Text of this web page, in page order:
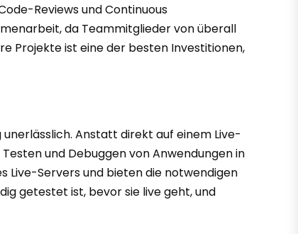
Reviews und Continuous
da Teammitglieder von überall
Projekte ist eine der besten Investitionen,
Anstatt direkt auf einem Live-
und Debuggen von Anwendungen in
Live-Servers und bieten die notwendigen
getestet ist, bevor sie live geht, und